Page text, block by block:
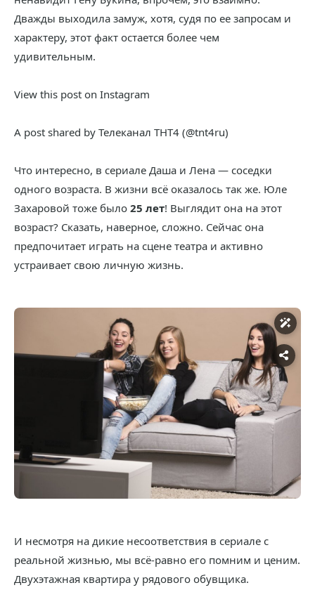
Дважды выходила замуж, хотя, судя по ее запросам и
характеру, этот факт остается более чем
удивительным.
View this post on Instagram
A post shared by Телеканал ТНТ4 (@tnt4ru)
Что интересно, в сериале Даша и Лена — соседки
одного возраста. В жизни всё оказалось так же. Юле
Захаровой тоже было 25 лет! Выглядит она на этот
возраст? Сказать, наверное, сложно. Сейчас она
предпочитает играть на сцене театра и активно
устраивает свою личную жизнь.
И несмотря на дикие несоответствия в сериале с
реальной жизнью, мы всё-равно его помним и ценим.
Двухэтажная квартира у рядового обувщика.